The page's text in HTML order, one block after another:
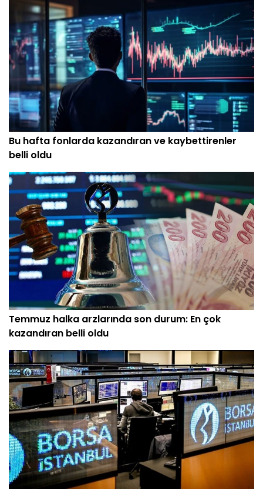
Bu hafta fonlarda kazandıran ve kaybettirenler
belli oldu
Temmuz halka arzlarında son durum: En çok
kazandıran belli oldu